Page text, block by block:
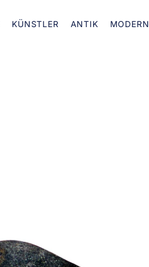
KÜNSTLER ANTIK MODERN